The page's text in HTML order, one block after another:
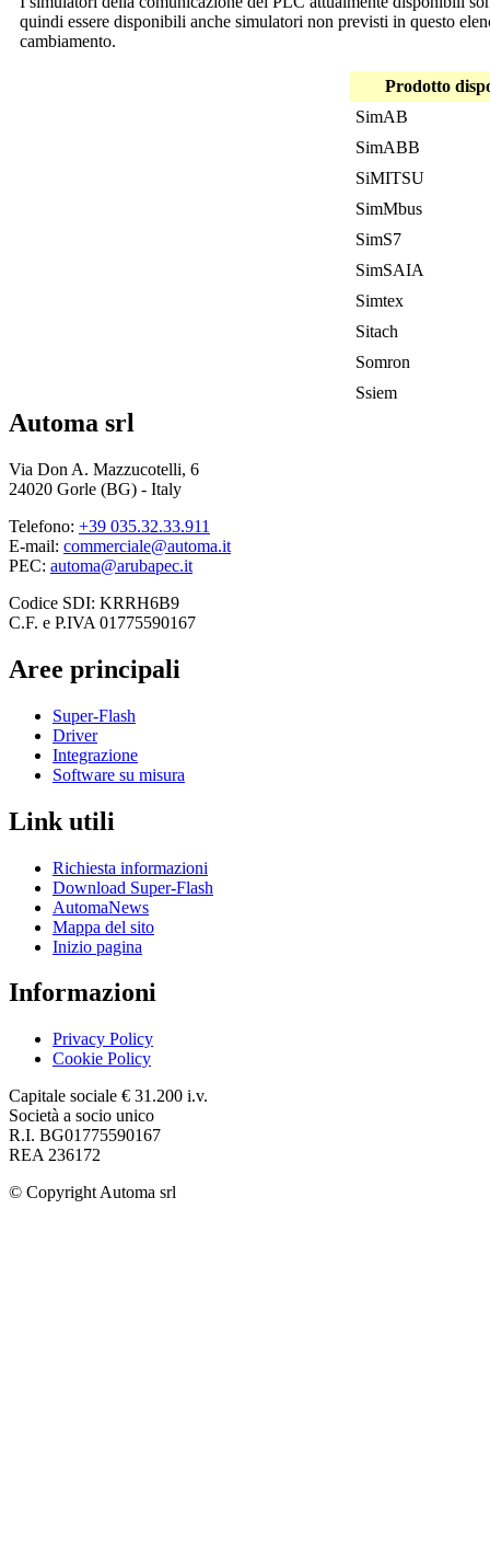
quindi essere disponibili anche simulatori non previsti in questo
cambiamento.
Prodotto
SimAB
SimABB
SiMITSU
SimMbus
SimS7
SimSAIA
Simtex
Sitach
Somron
Ssiem
Automa srl
Via Don A. Mazzucotelli, 6
24020 Gorle (BG) - Italy
Telefono: +39 035.32.33.911
E-mail: commerciale@automa.it
PEC: automa@arubapec.it
Codice SDI: KRRH6B9
C.F. e P.IVA 01775590167
Aree principali
Super-Flash
Driver
Integrazione
Software su misura
Link utili
Richiesta informazioni
Download Super-Flash
AutomaNews
Mappa del sito
Inizio pagina
Informazioni
Privacy Policy
Cookie Policy
Capitale sociale € 31.200 i.v.
Società a socio unico
R.I. BG01775590167
REA 236172
© Copyright Automa srl